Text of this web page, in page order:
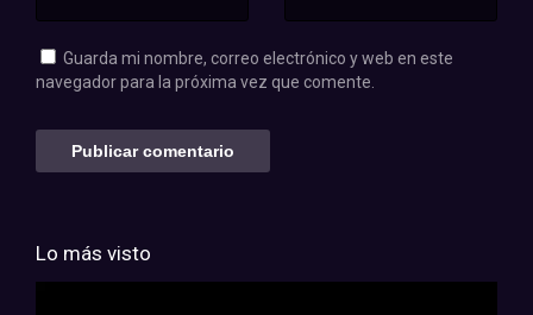
Guarda mi nombre, correo electrónico y web en este
navegador para la próxima vez que comente.
Lo más visto